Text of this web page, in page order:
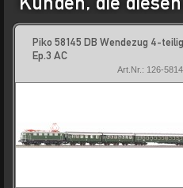
Piko 58145 DB Wendezug 4-teilig
Ep.3 AC
Art.Nr.: 126-